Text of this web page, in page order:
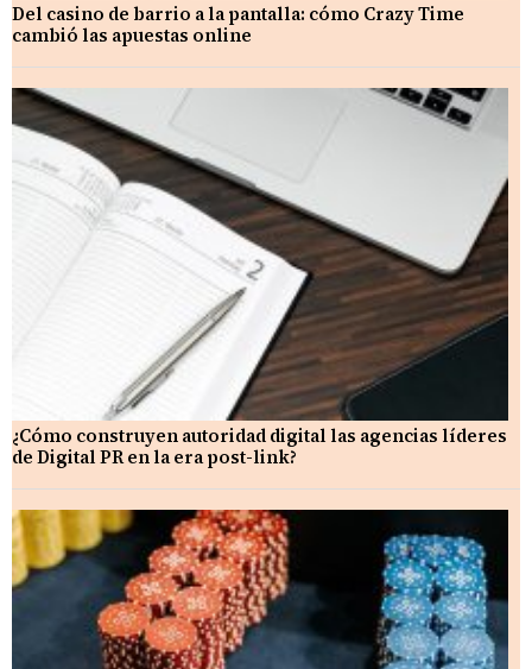
Del casino de barrio a la pantalla: cómo Crazy Time
cambió las apuestas online
¿Cómo construyen autoridad digital las agencias líderes
de Digital PR en la era post-link?